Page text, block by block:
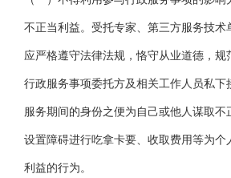
不正当利益。受托专家、第三方服务技术
应严格遵守法律法规，恪守从业道德，规
行政服务事项委托方及相关工作人员私下
服务期间的身份之便为自己或他人谋取不
设置障碍进行吃拿卡要、收取费用等为个
利益的行为。